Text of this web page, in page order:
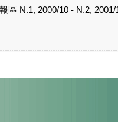
區 N.1, 2000/10 - N.2, 2001/